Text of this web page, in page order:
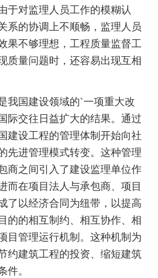
于对监理人员工作的模糊认
系的协调上不顺畅，监理人员
果不够理想，工程质量监督工
质量问题时，还容易出现互相
我国建设领域的`一项重大改
际交往日益扩大的结果。通过
建设工程的管理体制开始向社
先进管理模式转变。这种管理
商之间引入了建设监理单位作
而在项目法人与承包商、项目
了以经济合同为纽带，以提高
的的相互制约、相互协作、相
目管理运行机制。这种机制为
约建筑工程的投资、缩短建筑
件。